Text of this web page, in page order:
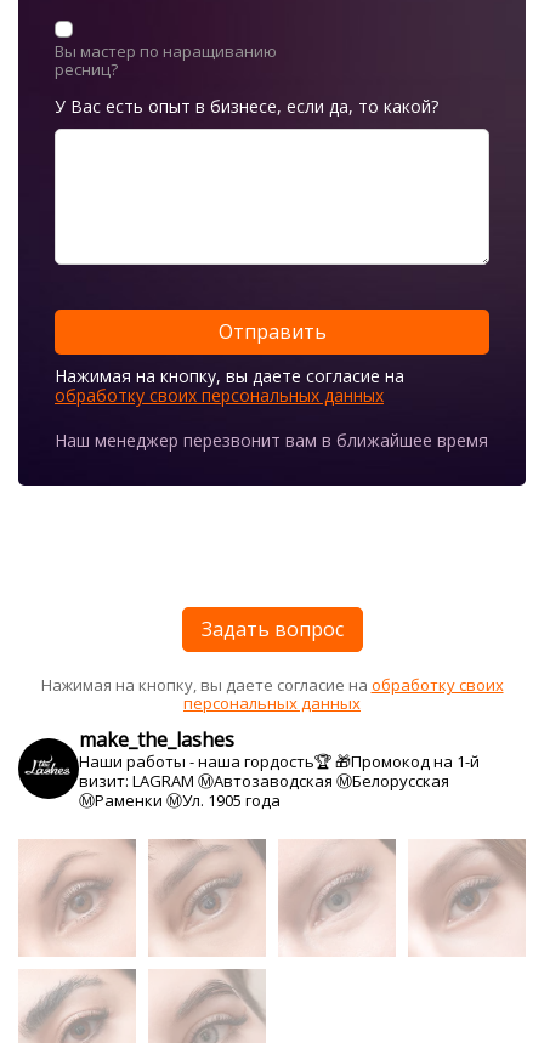
Вы мастер по наращиванию
ресниц?
У Вас есть опыт в бизнесе, если да, то какой?
Нажимая на кнопку, вы даете согласие на
обработку своих персональных данных
Наш менеджер перезвонит вам в ближайшее время
Задать вопрос
Нажимая на кнопку, вы даете согласие на обработку своих
персональных данных
make_the_lashes
Наши работы - наша гордость🏆🎁Промокод на 1-й
визит: LAGRAM Ⓜ️Автозаводская Ⓜ️Белорусская
Ⓜ️Раменки Ⓜ️Ул. 1905 года